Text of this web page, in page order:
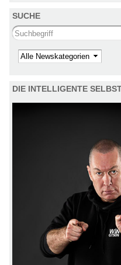
SUCHE
Search this site
Kategorie
DIE INTELLIGENTE